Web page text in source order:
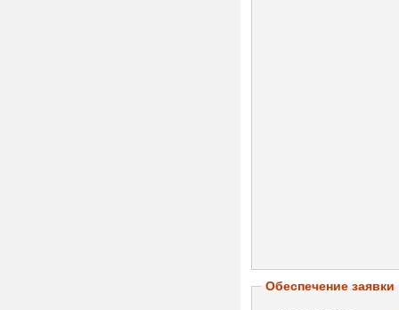
Обеспечение заявки